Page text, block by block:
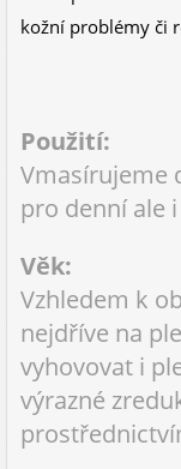
kožní problémy či
Použití:
Vmasírujeme
pro denní ale
Věk:
Vzhledem k
nejdříve na
vyhovovat i
výrazné